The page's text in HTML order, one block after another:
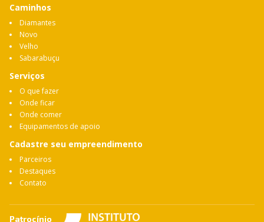
Caminhos
Diamantes
Novo
Velho
Sabarabuçu
Serviços
O que fazer
Onde ficar
Onde comer
Equipamentos de apoio
Cadastre seu empreendimento
Parceiros
Destaques
Contato
Patrocínio